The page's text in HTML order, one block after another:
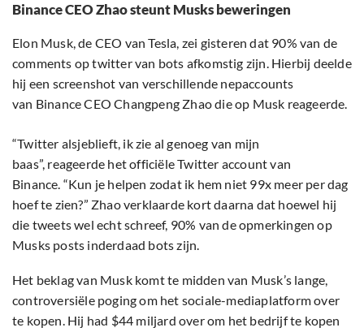
Binance CEO Zhao steunt Musks beweringen
Elon Musk, de CEO van Tesla, zei gisteren dat 90% van de
comments op twitter van bots afkomstig zijn. Hierbij deelde
hij een screenshot van verschillende nepaccounts
van Binance CEO Changpeng Zhao die op Musk reageerde.
“Twitter alsjeblieft, ik zie al genoeg van mijn
baas”, reageerde het officiële Twitter account van
Binance. “Kun je helpen zodat ik hem niet 99x meer per dag
hoef te zien?” Zhao verklaarde kort daarna dat hoewel hij
die tweets wel echt schreef, 90% van de opmerkingen op
Musks posts inderdaad bots zijn.
Het beklag van Musk komt te midden van Musk’s lange,
controversiële poging om het sociale-mediaplatform over
te kopen. Hij had $44 miljard over om het bedrijf te kopen